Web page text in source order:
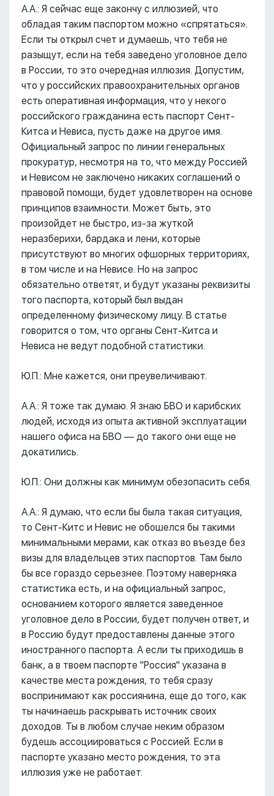
А.А.: Я сейчас еще закончу с иллюзией, что
обладая таким паспортом можно «спрятаться».
Если ты открыл счет и думаешь, что тебя не
разыщут, если на тебя заведено уголовное дело
в России, то это очередная иллюзия. Допустим,
что у российских правоохранительных органов
есть оперативная информация, что у некого
российского гражданина есть паспорт Сент-
Китса и Невиса, пусть даже на другое имя.
Официальный запрос по линии генеральных
прокуратур, несмотря на то, что между Россией
и Невисом не заключено никаких соглашений о
правовой помощи, будет удовлетворен на основе
принципов взаимности. Может быть, это
произойдет не быстро, из-за жуткой
неразберихи, бардака и лени, которые
присутствуют во многих офшорных территориях,
в том числе и на Невисе. Но на запрос
обязательно ответят, и будут указаны реквизиты
того паспорта, который был выдан
определенному физическому лицу. В статье
говорится о том, что органы Сент-Китса и
Невиса не ведут подобной статистики.
Ю.П.: Мне кажется, они преувеличивают.
А.А.: Я тоже так думаю. Я знаю БВО и карибских
людей, исходя из опыта активной эксплуатации
нашего офиса на БВО –– до такого они еще не
докатились.
Ю.П.: Они должны как минимум обезопасить себя.
А.А.: Я думаю, что если бы была такая ситуация,
то Сент-Китс и Невис не обошелся бы такими
минимальными мерами, как отказ во въезде без
визы для владельцев этих паспортов. Там было
бы все гораздо серьезнее. Поэтому наверняка
статистика есть, и на официальный запрос,
основанием которого является заведенное
уголовное дело в России, будет получен ответ, и
в Россию будут предоставлены данные этого
иностранного паспорта. А если ты приходишь в
банк, а в твоем паспорте "Россия" указана в
качестве места рождения, то тебя сразу
воспринимают как россиянина, еще до того, как
ты начинаешь раскрывать источник своих
доходов. Ты в любом случае неким образом
будешь ассоциироваться с Россией. Если в
паспорте указано место рождения, то эта
иллюзия уже не работает.